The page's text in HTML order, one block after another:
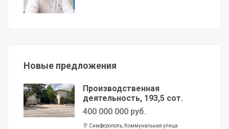
Новые предложения
Производственная
деятельность, 193,5 сот.
400 000 000 руб.
Симферополь, Коммунальная улица